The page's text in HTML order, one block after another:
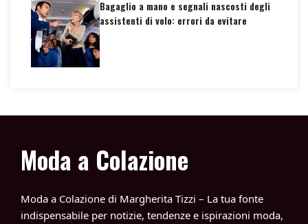
Bagaglio a mano e segnali nascosti degli
assistenti di volo: errori da evitare
Moda a Colazione
Moda a Colazione di Margherita Tizzi – La tua fonte
indispensabile per notizie, tendenze e ispirazioni moda,